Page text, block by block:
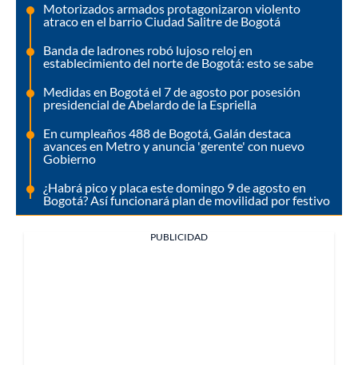
Motorizados armados protagonizaron violento
atraco en el barrio Ciudad Salitre de Bogotá
Banda de ladrones robó lujoso reloj en
establecimiento del norte de Bogotá: esto se sabe
Medidas en Bogotá el 7 de agosto por posesión
presidencial de Abelardo de la Espriella
En cumpleaños 488 de Bogotá, Galán destaca
avances en Metro y anuncia 'gerente' con nuevo
Gobierno
¿Habrá pico y placa este domingo 9 de agosto en
Bogotá? Así funcionará plan de movilidad por festivo
PUBLICIDAD